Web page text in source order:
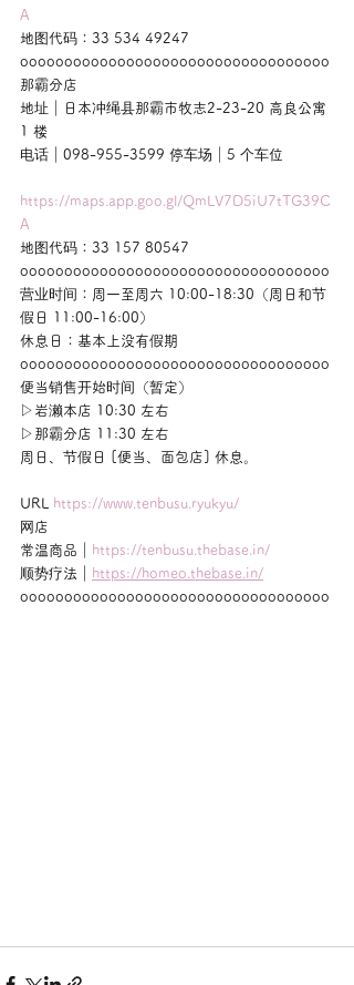
A
地图代码：33 534 49247
ooooooooooooooooooooooooooooooooooo
那霸分店
地址｜日本冲绳县那霸市牧志2-23-20 高良公寓
1 楼
电话｜098-955-3599 停车场｜5 个车位
https://maps.app.goo.gl/QmLV7D5iU7tTG39C
A
地图代码：33 157 80547
ooooooooooooooooooooooooooooooooooo
营业时间：周一至周六 10:00-18:30（周日和节
假日 11:00-16:00）
休息日：基本上没有假期
ooooooooooooooooooooooooooooooooooo
便当销售开始时间（暂定）
▷岩濑本店 10:30 左右
▷那霸分店 11:30 左右
周日、节假日 [便当、面包店] 休息。
URL
https://www.tenbusu.ryukyu/
网店
常温商品｜
https://tenbusu.thebase.in/
顺势疗法｜
https://homeo.thebase.in/
ooooooooooooooooooooooooooooooooooo